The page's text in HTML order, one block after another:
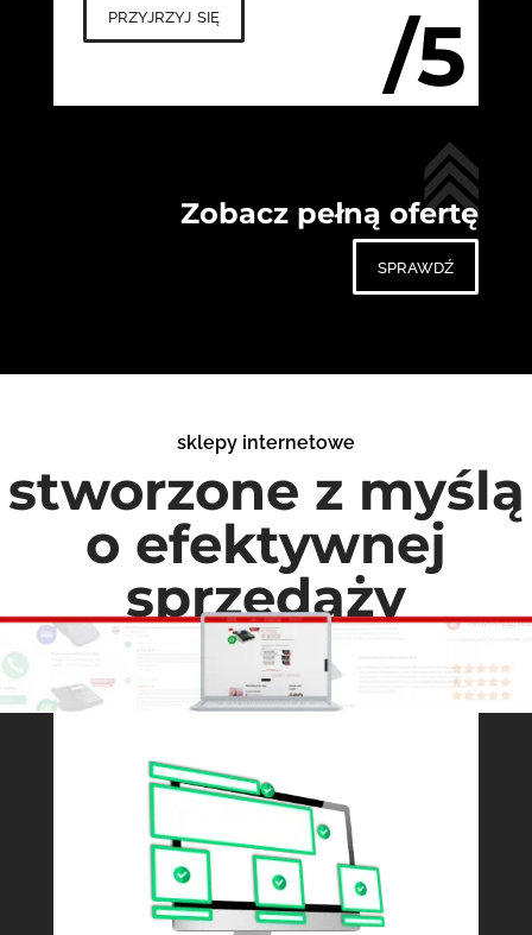
/5
przyjrzyj się
Zobacz pełną ofertę
sprawdź
sklepy internetowe
stworzone z myślą
o efektywnej
sprzedaży